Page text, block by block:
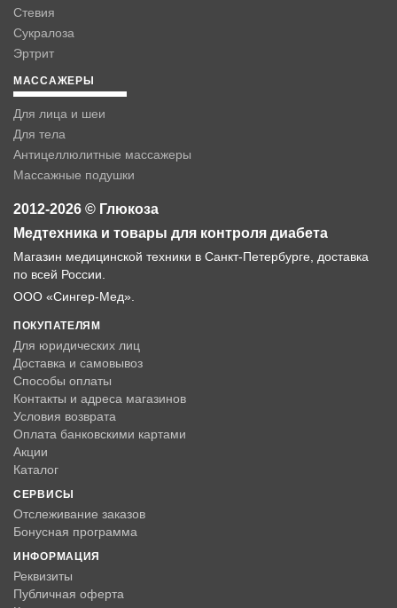
Стевия
Сукралоза
Эртрит
МАССАЖЕРЫ
Для лица и шеи
Для тела
Антицеллюлитные массажеры
Массажные подушки
2012-2026 © Глюкоза
Медтехника и товары для контроля диабета
Магазин медицинской техники в Санкт-Петербурге, доставка
по всей России.
ООО «Сингер-Мед».
ПОКУПАТЕЛЯМ
Для юридических лиц
Доставка и самовывоз
Способы оплаты
Контакты и адреса магазинов
Условия возврата
Оплата банковскими картами
Акции
Каталог
СЕРВИСЫ
Отслеживание заказов
Бонусная программа
ИНФОРМАЦИЯ
Реквизиты
Публичная оферта